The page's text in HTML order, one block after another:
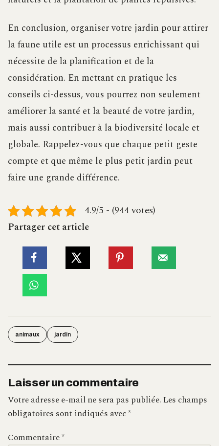
En conclusion, organiser votre jardin pour attirer
la faune utile est un processus enrichissant qui
nécessite de la planification et de la
considération. En mettant en pratique les
conseils ci-dessus, vous pourrez non seulement
améliorer la santé et la beauté de votre jardin,
mais aussi contribuer à la biodiversité locale et
globale. Rappelez-vous que chaque petit geste
compte et que même le plus petit jardin peut
faire une grande différence.
4.9/5 - (944 votes)
Partager cet article
animaux jardin
Laisser un commentaire
Votre adresse e-mail ne sera pas publiée.Les champs
obligatoires sont indiqués avec*
Commentaire*